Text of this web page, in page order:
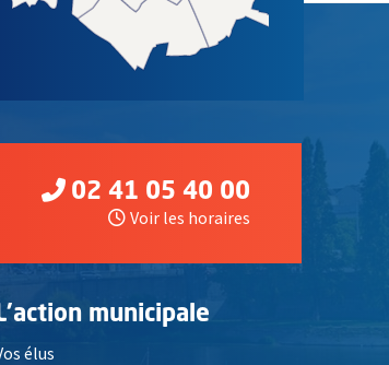
02 41 05 40 00
Voir les horaires
municipale
élus